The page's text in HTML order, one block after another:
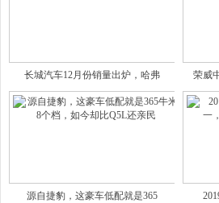
长城汽车12月份销量出炉，哈弗 荣威
源自捷豹，这豪车低配就是365